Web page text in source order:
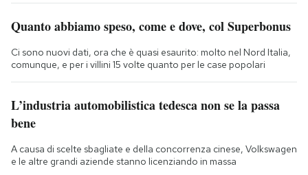
Quanto abbiamo speso, come e dove, col Superbonus
Ci sono nuovi dati, ora che è quasi esaurito: molto nel Nord Italia,
comunque, e per i villini 15 volte quanto per le case popolari
L’industria automobilistica tedesca non se la passa
bene
A causa di scelte sbagliate e della concorrenza cinese, Volkswagen
e le altre grandi aziende stanno licenziando in massa